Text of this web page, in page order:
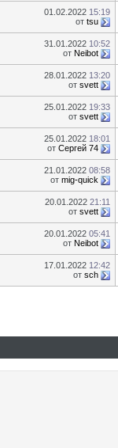
01.02.2022 15:19
от tsu
31.01.2022 10:52
от Neibot
28.01.2022 13:20
от svett
25.01.2022 19:33
от svett
25.01.2022 18:01
от Сергей 74
21.01.2022 08:58
от mig-quick
20.01.2022 21:11
от svett
20.01.2022 05:41
от Neibot
17.01.2022 12:42
от sch